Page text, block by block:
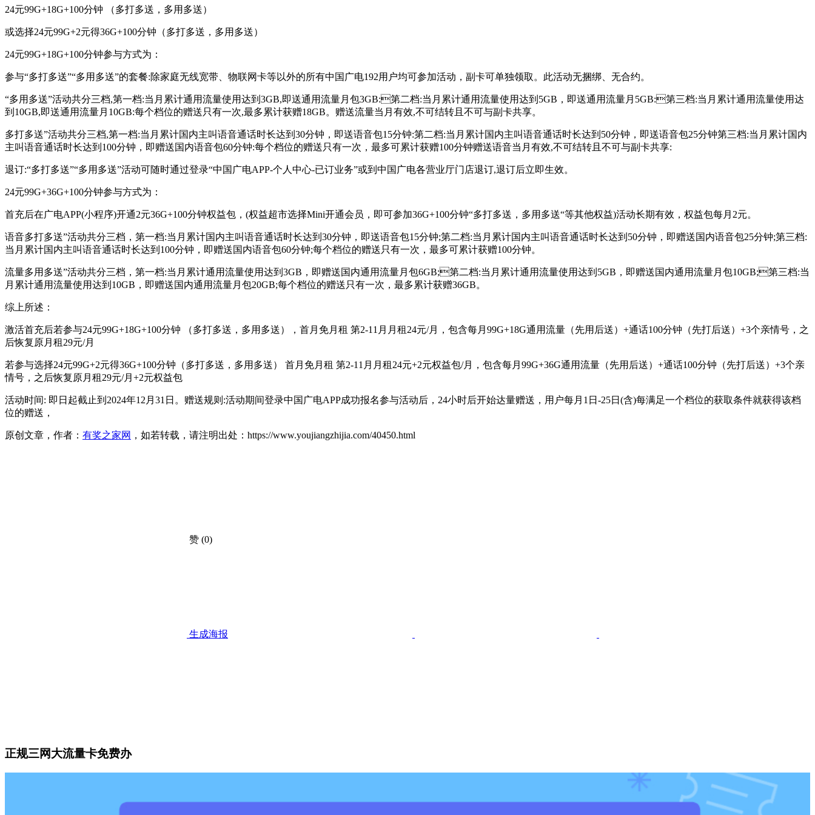
24元99G+18G+100分钟 （多打多送，多用多送）
或选择24元99G+2元得36G+100分钟（多打多送，多用多送）
24元99G+18G+100分钟参与方式为：
参与“多打多送”“多用多送”的套餐:除家庭无线宽带、物联网卡等以外的所有中国广电192用户均可参加活动，副卡可单独领取。此活动无捆绑、无合约。
“多用多送”活动共分三档,第一档:当月累计通用流量使用达到3GB,即送通用流量月包3GB:第二档:当月累计通用流量使用达到5GB，即送通用流量月5GB:第三档:当月累计通用流量使用达
到10GB,即送通用流量月10GB:每个档位的赠送只有一次,最多累计获赠18GB。赠送流量当月有效,不可结转且不可与副卡共享。
多打多送”活动共分三档,第一档:当月累计国内主叫语音通话时长达到30分钟，即送语音包15分钟:第二档:当月累计国内主叫语音通话时长达到50分钟，即送语音包25分钟第三档:当月累计国内
主叫语音通话时长达到100分钟，即赠送国内语音包60分钟:每个档位的赠送只有一次，最多可累计获赠100分钟赠送语音当月有效,不可结转且不可与副卡共享:
退订:“多打多送”“多用多送”活动可随时通过登录“中国广电APP-个人中心-已订业务”或到中国广电各营业厅门店退订,退订后立即生效。
24元99G+36G+100分钟参与方式为：
首充后在广电APP(小程序)开通2元36G+100分钟权益包，(权益超市选择Mini开通会员，即可参加36G+100分钟“多打多送，多用多送“等其他权益)活动长期有效，权益包每月2元。
语音多打多送”活动共分三档，第一档:当月累计国内主叫语音通话时长达到30分钟，即送语音包15分钟;第二档:当月累计国内主叫语音通话时长达到50分钟，即赠送国内语音包25分钟;第三档:
当月累计国内主叫语音通话时长达到100分钟，即赠送国内语音包60分钟;每个档位的赠送只有一次，最多可累计获赠100分钟。
流量多用多送”活动共分三档，第一档:当月累计通用流量使用达到3GB，即赠送国内通用流量月包6GB;第二档:当月累计通用流量使用达到5GB，即赠送国内通用流量月包10GB;第三档:当
月累计通用流量使用达到10GB，即赠送国内通用流量月包20GB;每个档位的赠送只有一次，最多累计获赠36GB。
综上所述：
激活首充后若参与24元99G+18G+100分钟 （多打多送，多用多送），首月免月租 第2-11月月租24元/月，包含每月99G+18G通用流量（先用后送）+通话100分钟（先打后送）+3个亲情号，之
后恢复原月租29元/月
若参与选择24元99G+2元得36G+100分钟（多打多送，多用多送） 首月免月租 第2-11月月租24元+2元权益包/月，包含每月99G+36G通用流量（先用后送）+通话100分钟（先打后送）+3个亲
情号，之后恢复原月租29元/月+2元权益包
活动时间: 即日起截止到2024年12月31日。赠送规则:活动期间登录中国广电APP成功报名参与活动后，24小时后开始达量赠送，用户每月1日-25日(含)每满足一个档位的获取条件就获得该档
位的赠送，
原创文章，作者： 有奖之家网 ，如若转载，请注明出处：https://www.youjiangzhijia.com/40450.html
赞 (0)
生成海报
正规三网大流量卡免费办